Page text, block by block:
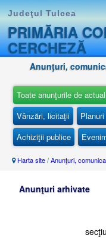
Judeţul Tulcea
PRIMĂRIA
CERCHEZĂ
Anunţuri,
Toate anunţurile de
Vânzări, licitaţii
Achiziţii publice
Harta site/Anunţuri,
Anunţuri arhivate